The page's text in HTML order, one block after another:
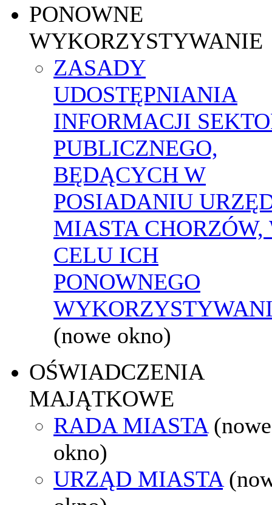
PONOWNE
WYKORZYSTYWANIE
ZASADY
UDOSTĘPNIANIA
INFORMACJI
PUBLICZNEGO,
BĘDĄCYCH W
POSIADANIU
MIASTA CHORZÓW,
CELU ICH
PONOWNEGO
(nowe okno)
OŚWIADCZENIA
MAJĄTKOWE
RADA MIASTA (nowe
okno)
URZĄD MIASTA